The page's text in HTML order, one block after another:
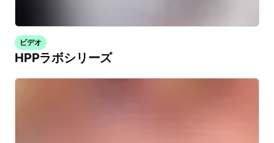
ビデオ
HPPラボシリーズ